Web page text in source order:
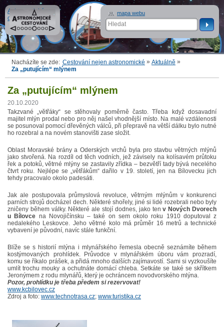
Astronomické
cestování
Nacházíte se zde: Cestování nejen astronomické » Aktuálně »
Za „putujícím“ mlýnem
Za „putujícím“ mlýnem
20.10.2020
Takzvané „větřáky“ se stěhovaly poměrně často. Třeba když dosavadní
majitel mlýn prodal nebo pro něj našel vhodnější místo. Na malé vzdálenosti
se posunoval pomocí dřevěných válců, při přepravě na větší dálku bylo nutné
ho rozebral a na novém stanovišti zase složit.
Oblast Moravské brány a Oderských vrchů byla pro stavbu větrných mlýnů
jako stvořená. Na rozdíl od těch vodních, jež závisely na kolísavém průtoku
řek a potoků, větrné mlýny se zastavily zřídka – bezvětří tady bývá necelého
čtvrt roku. Nejlépe se „větřákům“ dařilo v 19. století, jen na Bílovecku jich
tehdy pracovalo okolo padesáti.
Jak ale postupovala průmyslová revoluce, větrným mlýnům v konkurenci
parních strojů docházel dech. Některé shořely, jiné si lidé rozebrali nebo byly
zničeny během války. Některé ale stojí dodnes, jako tenv Nových Dvorech
u Bílovce na Novojičínsku – také on sem okolo roku 1910 doputoval z
nedalekého Leskovce. Jeho větrné kolo má průměr 16 metrů a technické
vybavení je původní, navíc stále funkční.
Blíže se s historií mlýna i mlynářského řemesla obecně seznámíte během
kostýmovaných prohlídek. Průvodce v mlynářském úboru vám prozradí,
komu se říkalo prášek, a přidá mnoho dalších zajímavostí. Sami si vyzkoušíte
umlít trochu mouky a ochutnáte domácí chleba. Setkáte se také se skřítkem
Jeronýmem z rodu mlynářů, který je ochráncem novodvorského mlýna.
Pozor, prohlídku je třeba předem si rezervovat!
www.kcbilovec.cz
Zdroj a foto: www.technotrasa.cz; www.turistika.cz
mapa webu